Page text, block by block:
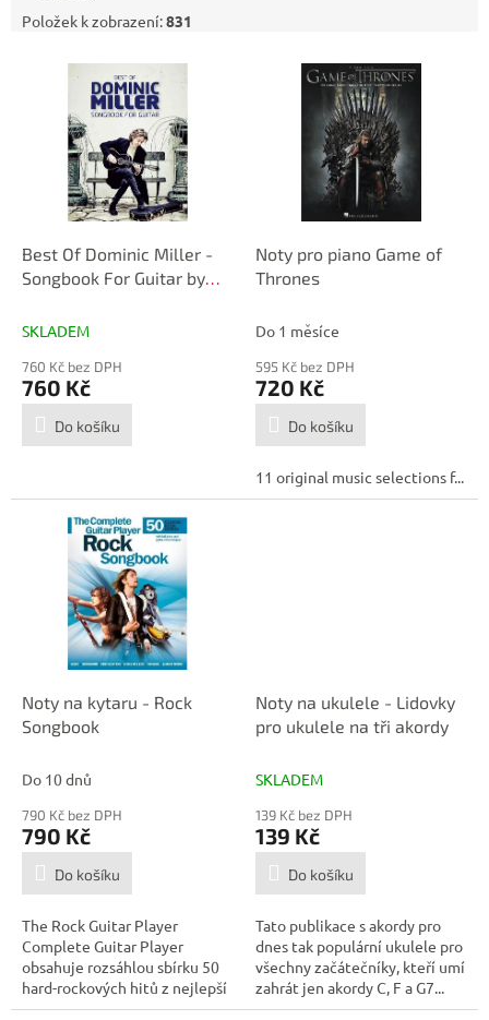
Položek k zobrazení:831
Best Of Dominic Miller -
Songbook For Guitar by
SKLADEM
760 Kč bez DPH
760 Kč
Do košíku
Noty pro piano Game of
Thrones
Do 1 měsíce
595 Kč bez DPH
720 Kč
Do košíku
11 original music selections f...
Noty na kytaru - Rock
Songbook
Do 10 dnů
790 Kč bez DPH
790 Kč
Do košíku
The Rock Guitar Player
Complete Guitar Player
obsahuje rozsáhlou sbírku 50
hard-rockových hitů z nejlepší
klasické a...
Noty na ukulele - Lidovky
pro ukulele na tři akordy
SKLADEM
139 Kč bez DPH
139 Kč
Do košíku
Tato publikace s akordy pro
dnes tak populární ukulele pro
všechny začátečníky, kteří umí
zahrát jen akordy C, F a G7...